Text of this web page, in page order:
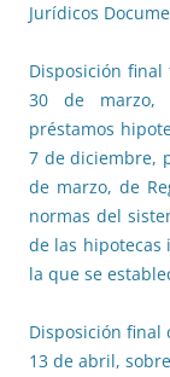
Jurídicos
Disposición
30 de marzo,
préstamos
7 de diciembre,
de marzo, de
normas del
de las hipotecas
la que se
Disposición final
13 de abril,